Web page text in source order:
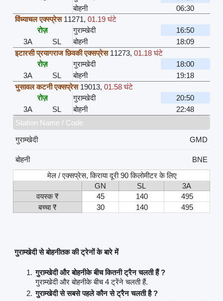
बोहनी
06:30
विंध्याचल एक्स्प्रेस 11271, 01.19 घंटे
रोज़
गुराम्खेदी
16:50
3A
SL बोहनी
18:09
इटारसी प्रयागराज छिवकी एक्सप्रेस 11273, 01.18 घंटे
रोज़
गुराम्खेदी
18:00
3A
SL बोहनी
19:18
भुसावल कटनी एक्सप्रेस 19013, 01.58 घंटे
रोज़
गुराम्खेदी
20:50
3A
SL बोहनी
22:48
Station Name / Code
गुराम्खेदी
GMD
बोहनी
BNE
मेल / एक्सप्रेस, किराया दूरी 90 किलोमीटर के लिए
GN
SL
3A
वयस्क ₹
45 140
495
बच्चा ₹
30 140 495
गुराम्खेदी से बोहनीतक की ट्रेनों के बारे में
गुराम्खेदी और बोहनीके बीच कितनी ट्रैन चलती हैं ?
गुराम्खेदी और बोहनीके बीच 4 ट्रेंने चलती हैं.
गुराम्खेदी से सबसे पहले कौन से ट्रैन चलती है ?